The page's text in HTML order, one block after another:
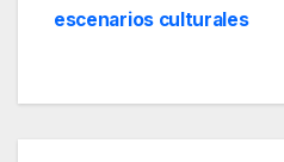
escenarios culturales